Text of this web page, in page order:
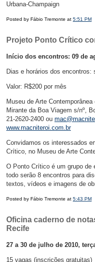
Urbana-Champaign
Posted by Fábio Tremonte at 5:51 PM
Projeto Ponto Crítico
Início dos encontros: 09 de
Dias e horários dos encontros:
Valor: R$200 por mês
Museu de Arte
Mirante da Boa Viagem s/nº,
21-2620-2400 ou
www.macniteroi.com.br
Convidamos os interessados
Crítico, no Museu de Arte
O Ponto Crítico é um grupo de
todo serão 8 encontros para
textos, vídeos e imagens de
Posted by Fábio Tremonte at 5:43 PM
Oficina caderno de
Recife
27 a 30 de julho de 2010,
15 vagas (inscrições gratuitas)